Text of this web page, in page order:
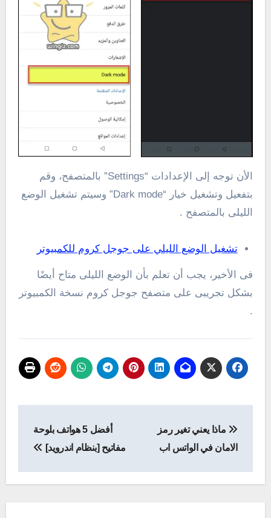
الأن توجه إلى الإعدادات “Settings” بالمتصفح، وقم
بتفعيل وتشغيل خيار “Dark mode” وسيتم تشغيل الوضع
الليلى بالمتصفح .
تشغيل الوضع الليلي على جوجل كروم للكمبيوتر
فى الأخير، يجب أن تعلم بأن الوضع الليلى متاح أيضًا
بشكل تجريبى على متصفح جوجل كروم نسخة الكمبيوتر
.
المقالات
ماذا يعني تغير رمز
الامان في الواتس اب
أفضل 5 هواتف بلوحة
مفاتيح [بنظام اندرويد]